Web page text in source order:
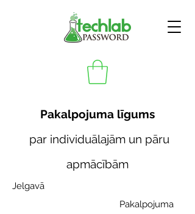
Jelgavā
Pakalpojuma
Pakalpojuma līgums
par individuālajām un pāru
apmācībām